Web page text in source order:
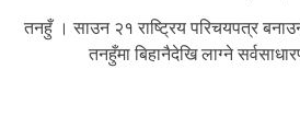
तनहुँ । साउन २१ राष्ट्रिय परिचयपत्र
तनहुँमा बिहानैदेखि लाग्ने